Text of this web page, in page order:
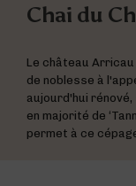
Deux
Chai du
Le château
de noblesse à
aujourd'hui
en majorité de
permet à ce